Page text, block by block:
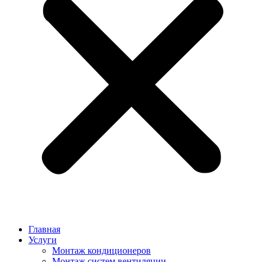
Главная
Услуги
Монтаж кондиционеров